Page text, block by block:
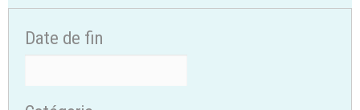
Date de fin